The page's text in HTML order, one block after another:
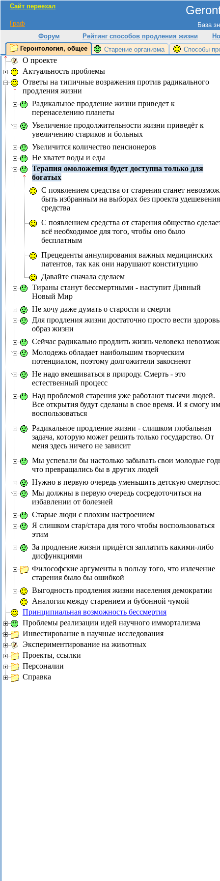
Сайт переехал
База
Граф
Форум
Рейтинг способов продления жизни
Геронтология, общее
Старение организма Способы
О проекте
Актуальность проблемы
Ответы на типичные возражения против радикального
продления жизни
Радикальное продление жизни приведет к
перенаселению планеты
Увеличение продолжительности жизни приведёт к
увеличению стариков и больных
Увеличится количество пенсионеров
Не хватет воды и еды
Терапия омоложения будет доступна только для
богатых
С появлением средства от старения станет
быть избранным на выборах без проекта удешевения
средства
С появлением средства от старения общество
всё необходимое для того, чтобы оно было
бесплатным
Прецеденты аннулирования важных медицинских
патентов, так как они нарушают конституцию
Давайте сначала сделаем
Тираны станут бессмертными - наступит Дивный
Новый Мир
Не хочу даже думать о старости и смерти
Для продления жизни достаточно просто вести
образ жизни
Сейчас радикально продлить жизнь человека
Молодежь обладает наибольшим творческим
потенциалом, поэтому долгожители закоснеют
Не надо вмешиваться в природу. Смерть - это
естественный процесс
Над проблемой старения уже работают тысячи людей.
Все открытия будут сделаны в свое время. И я смогу
воспользоваться
Радикальное продление жизни - слишком глобальная
задача, которую может решить только государство. От
меня здесь ничего не зависит
Мы успевали бы настолько забывать свои молодые
что превращались бы в других людей
Нужно в первую очередь уменьшить детскую
Мы должны в первую очередь сосредоточиться на
избавлении от болезней
Старые люди с плохим настроением
Я слишком стар/стара для того чтобы воспользоваться
этим
За продление жизни придётся заплатить какими-либо
дисфункциями
Философские аргументы в пользу того, что излечение
старения было бы ошибкой
Выгодность продления жизни населения демократии
Аналогия между старением и бубонной чумой
Принципиальная возможность бессмертия
Проблемы реализации идей научного иммортализма
Инвестирование в научные исследования
Экспериментирование на животных
Проекты, ссылки
Персоналии
Справка